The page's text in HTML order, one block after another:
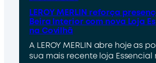
LEROY MERLIN reforça
Beira Interior com nova Loja
na Covilhã
A LEROY MERLIN abre hoje as
sua mais recente loja Essencial